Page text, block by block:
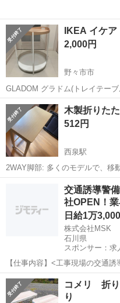
IKEA イケ
2,000円
野々市市
GLADOM グラドム(トレイテー
ト 昨年購入しましたが、インテ
す。汚れ、傷などは見当たりま
ご理解の上、ご購入を...
石川 野々市市 テーブル
木製折りた
512円
西泉駅
2WAY脚部: 多くのモデルで、移
置できるアジャスターを付け替
のPCデスク、リビング学習、
ーブルなど、多目的に利用さ...
西泉駅
交通誘導警
社OPEN！
日給1万
株式会社MSK
石川県
スポンサー：求
【仕事内容】<工事現場の交通
します! 〈具体的な仕事内容〉
誘導 事故やトラブルを未然に
未経験でも安心の研修あり 3日間
アルバイト・パート
コメリ 折
り